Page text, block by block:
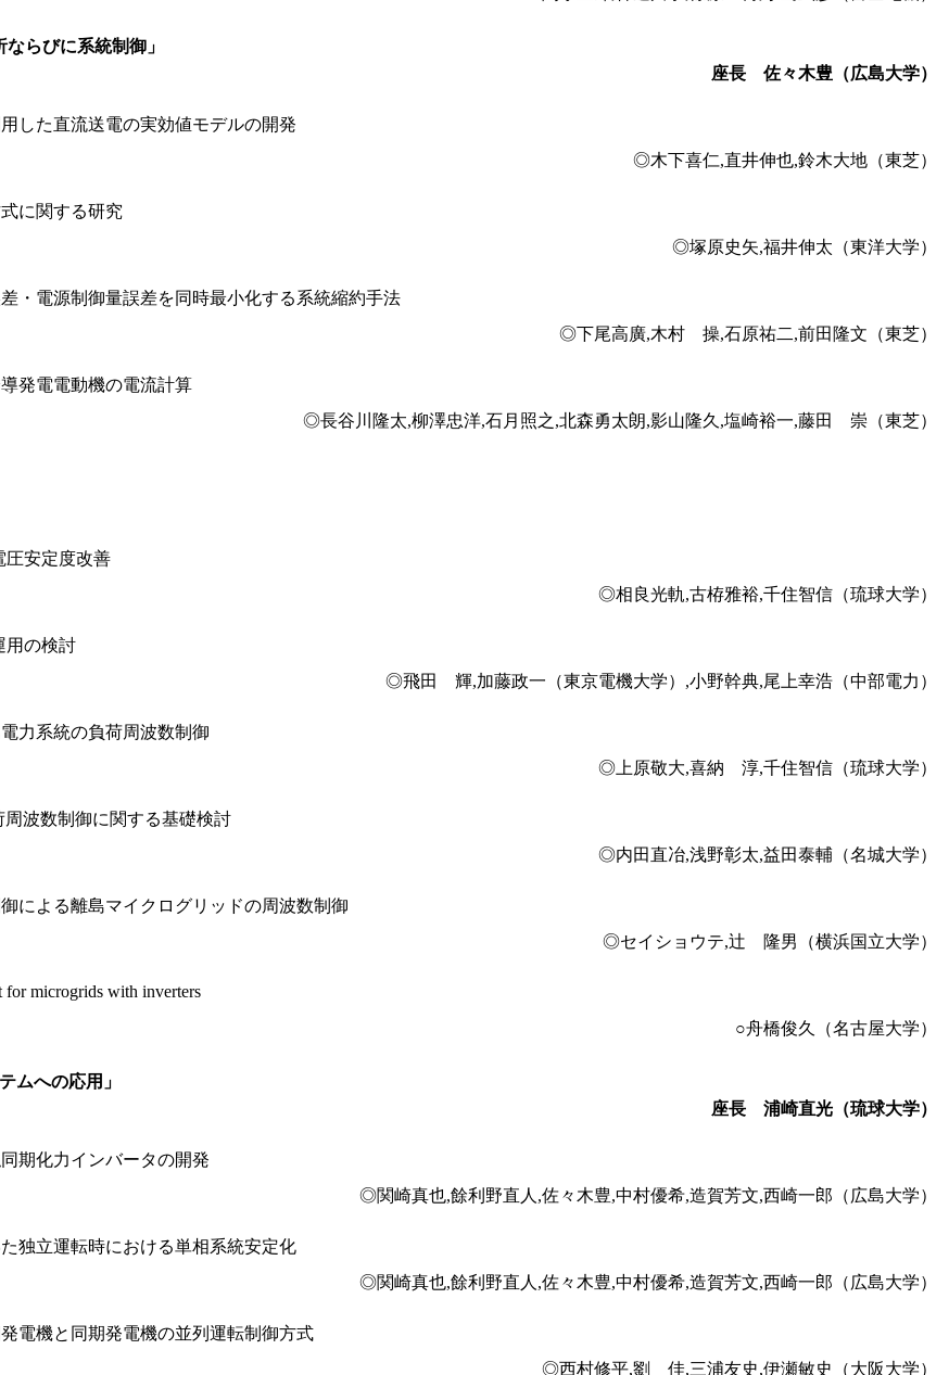
らびに系統制御」
座長 佐々木豊（広島大学）
した直流送電の実効値モデルの開発
◎木下喜仁,直井伸也,鈴木大地（東芝）
に関する研究
◎塚原史矢,福井伸太（東洋大学）
・電源制御量誤差を同時最小化する系統縮約手法
◎下尾高廣,木村 操,石原祐二,前田隆文（東芝）
発電電動機の電流計算
◎長谷川隆太,柳澤忠洋,石月照之,北森勇太朗,影山隆久,塩崎裕一,藤田 崇（東芝）
圧安定度改善
◎相良光軌,古栫雅裕,千住智信（琉球大学）
用の検討
◎飛田 輝,加藤政一（東京電機大学）,小野幹典,尾上幸浩（中部電力）
力系統の負荷周波数制御
◎上原敬大,喜納 淳,千住智信（琉球大学）
波数制御に関する基礎検討
◎内田直冶,浅野彰太,益田泰輔（名城大学）
による離島マイクログリッドの周波数制御
◎セイショウテ,辻 隆男（横浜国立大学）
for microgrids with inverters
○舟橋俊久（名古屋大学）
ムへの応用」
座長 浦崎直光（琉球大学）
期化力インバータの開発
◎関崎真也,餘利野直人,佐々木豊,中村優希,造賀芳文,西崎一郎（広島大学）
独立運転時における単相系統安定化
◎関崎真也,餘利野直人,佐々木豊,中村優希,造賀芳文,西崎一郎（広島大学）
電機と同期発電機の並列運転制御方式
◎西村修平,劉 佳,三浦友史,伊瀬敏史（大阪大学）